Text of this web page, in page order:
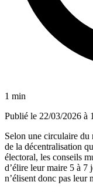
1 min
Publié le 22/03/2026 à
Selon une circulaire du
de la décentralisation
électoral, les conseils
d’élire leur maire 5 à 7
n’élisent donc pas leur